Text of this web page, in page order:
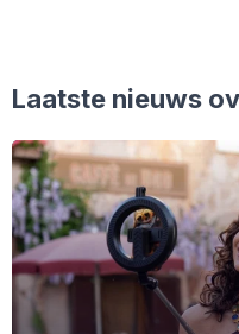
Laatste nieuws